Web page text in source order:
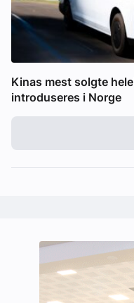
Kinas mest solgte
introduseres i Norge